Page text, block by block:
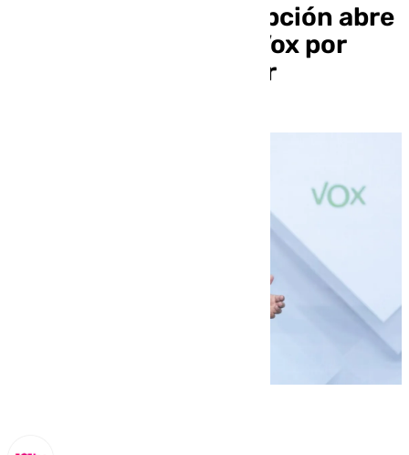
La Fiscalía Anticorrupción abre
una investigación a Vox por
financiación irregular